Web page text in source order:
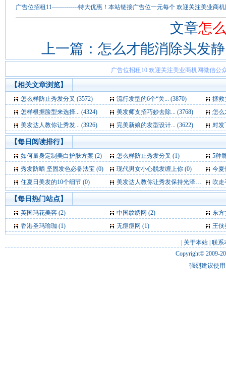
广告位招租11-------------特大优惠！本站链接广告位一元每个 欢迎关注美业商
文章怎
上一篇： 怎么才能消除头发
广告位招租10 欢迎关注美业商机网微信公
【相关文章浏览】
怎么样防止秀发分叉 (3572) 流行发型的6个“关... (3870)
拯救
怎样根据脸型来选择... (4324)
美发师支招巧妙去除... (3768)
怎么
美发达人教你让秀发... (3926)
完美新娘的发型设计... (3622) 对发
【每日阅读排行】
如何量身定制美白护肤方案 (2) 怎么样防止秀发分叉 (1)
5种
秀发防晒 坚固发色必备法宝 (0)
现代男女小心脱发缠上你 (0)
今夏
住夏日美发的10个细节 (0)
美发达人教你让秀发保持光泽闪亮 (0) 吹走
【每日热门站点】
英国玛花美容 (2) 中国纹绣网 (2)
东方
香港圣玛瑜珈 (1) 无痘痘网 (1) 王侠
关于本站 联系
Copyright© 2009-
强烈建议使